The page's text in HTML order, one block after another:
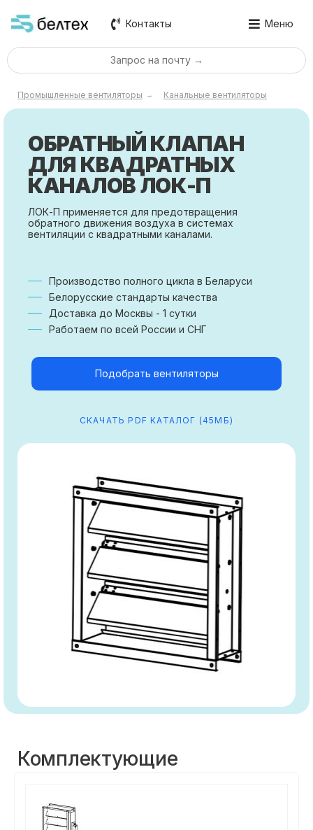
Контакты Меню
Запрос на почту →
Промышленные вентиляторы → Канальные вентиляторы
ОБРАТНЫЙ КЛАПАН
ДЛЯ КВАДРАТНЫХ
КАНАЛОВ ЛОК-П
ЛОК-П применяется для предотвращения
обратного движения воздуха в системах
вентиляции с квадратными каналами.
Производство полного цикла в Беларуси
Белорусские стандарты качества
Доставка до Москвы - 1 сутки
Работаем по всей России и СНГ
Подобрать вентиляторы
СКАЧАТЬ PDF КАТАЛОГ (45МБ)
Комплектующие